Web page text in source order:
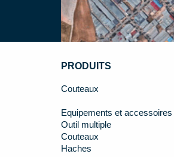
PRODUITS
Couteaux
Equipements et accessoires
Outil multiple
Couteaux
Haches